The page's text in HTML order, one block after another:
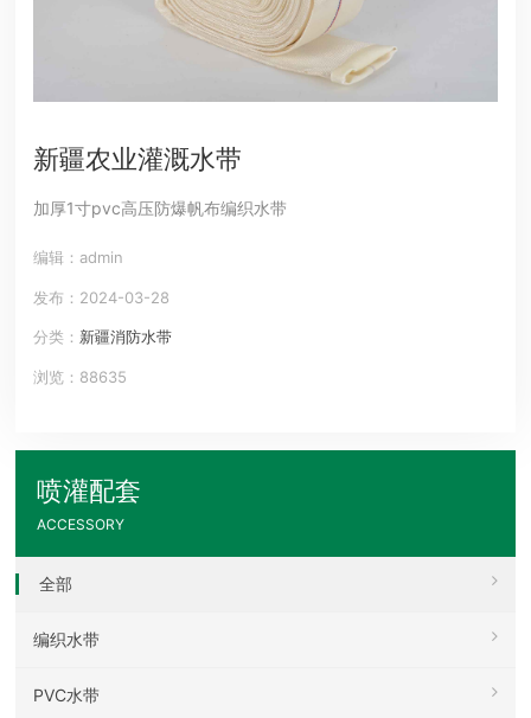
新疆农业灌溉水带
加厚1寸pvc高压防爆帆布编织水带
编辑：admin
发布：2024-03-28
分类： 新疆消防水带
浏览：88635
喷灌配套
ACCESSORY
全部
编织水带
PVC水带